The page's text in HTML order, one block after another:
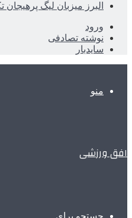
البرز میزبان لیگ پرهیجان
ورود
نوشته تصادفی
سایدبار
منو
افق ورزشی
جستجو برای